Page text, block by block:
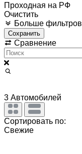
Проходная на РФ
Очистить
Больше фильтров
Сохранить
Сравнение
3 Автомобилей
Сортировать по:
Свежие